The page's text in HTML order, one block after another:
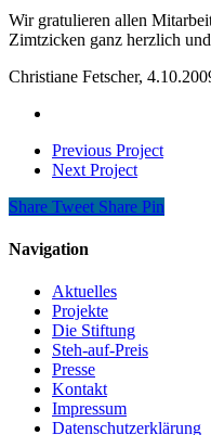
Wir gratulieren allen
Zimtzicken ganz herzlich
Christiane Fetscher,
Previous Project
Next Project
Share Tweet Share Pin
Navigation
Aktuelles
Projekte
Die Stiftung
Steh-auf-Preis
Presse
Kontakt
Impressum
Datenschutzerklärung